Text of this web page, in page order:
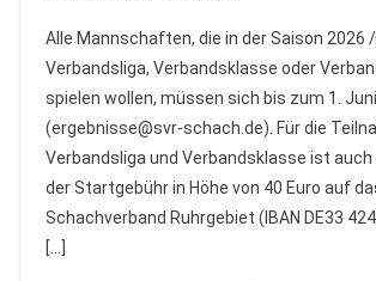
Alle Mannschaften, die in der Saison 2026
Verbandsliga, Verbandsklasse oder
spielen wollen, müssen sich bis zum 1.
(ergebnisse@svr-schach.de). Für die
Verbandsliga und Verbandsklasse ist auch
der Startgebühr in Höhe von 40 Euro auf
Schachverband Ruhrgebiet (IBAN DE33
[…]